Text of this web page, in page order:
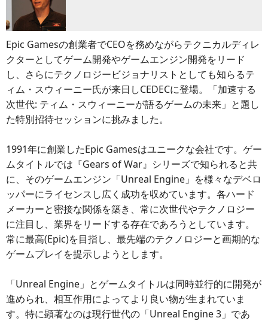
Epic Gamesの創業者でCEOを務めながらテクニカルディレ
クターとしてゲーム開発やゲームエンジン開発をリード
し、さらにテクノロジービジョナリストとしても知らるテ
ィム・スウィーニー氏が来日しCEDECに登場。「加速する
次世代: ティム・スウィーニーが語るゲームの未来」と題し
た特別招待セッションに挑みました。
1991年に創業したEpic Gamesはユニークな会社です。ゲー
ムタイトルでは『Gears of War』シリーズで知られると共
に、そのゲームエンジン「Unreal Engine」を様々なデベロ
ッパーにライセンスし広く成功を収めています。各ハード
メーカーと密接な関係を築き、常に次世代やテクノロジー
に注目し、業界をリードする存在であろうとしています。
常に最高(Epic)を目指し、最先端のテクノロジーと画期的な
ゲームプレイを提示しようとします。
「Unreal Engine」とゲームタイトルは同時並行的に開発が
進められ、相互作用によってより良い物が生まれていま
す。特に顕著なのは現行世代の「Unreal Engine 3」であ